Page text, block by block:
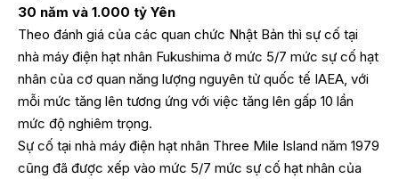
30 năm và 1.000 tỷ Yên
Theo đánh giá của các quan chức Nhật Bản thì sự cố tại
nhà máy điện hạt nhân Fukushima ở mức 5/7 mức sự cố hạt
nhân của cơ quan năng lượng nguyên tử quốc tế IAEA, với
mỗi mức tăng lên tương ứng với việc tăng lên gấp 10 lần
mức độ nghiêm trọng.
Sự cố tại nhà máy điện hạt nhân Three Mile Island năm 1979
cũng đã được xếp vào mức 5/7 mức sự cố hạt nhân của